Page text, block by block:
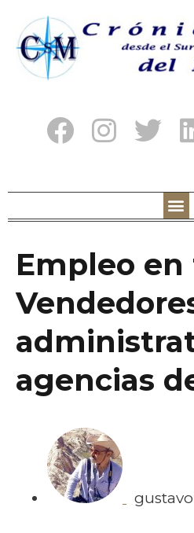
Empleo
agencias
gustavo